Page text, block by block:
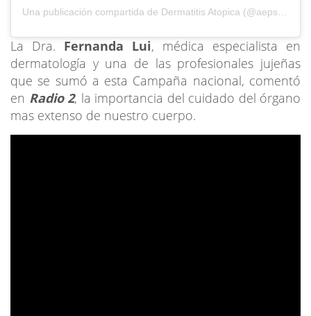
Una publicación compartida de Dermatitis Atopica (@aepso_da)
La Dra. Fernanda Lui, médica especialista en
dermatología y una de las profesionales jujeñas
que se sumó a esta Campaña nacional, comentó
en Radio 2, la importancia del cuidado del órgano
mas extenso de nuestro cuerpo.